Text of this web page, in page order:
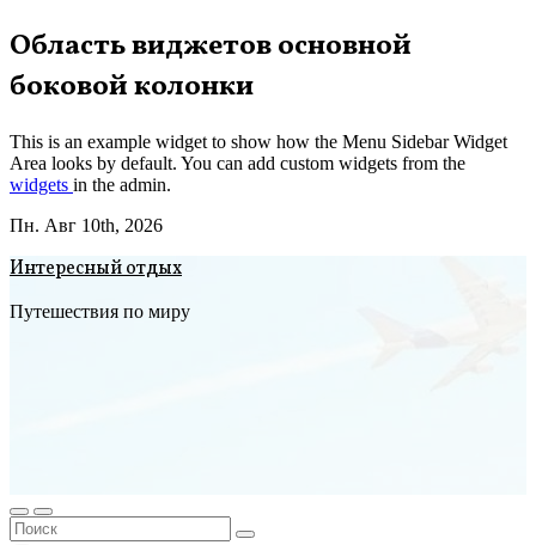
Перейти
к
содержимому
Область виджетов основной
боковой колонки
This is an example widget to show how the Menu Sidebar Widget
Area looks by default. You can add custom widgets from the
widgets in the admin.
Пн. Авг 10th, 2026
Интересный отдых
Путешествия по миру